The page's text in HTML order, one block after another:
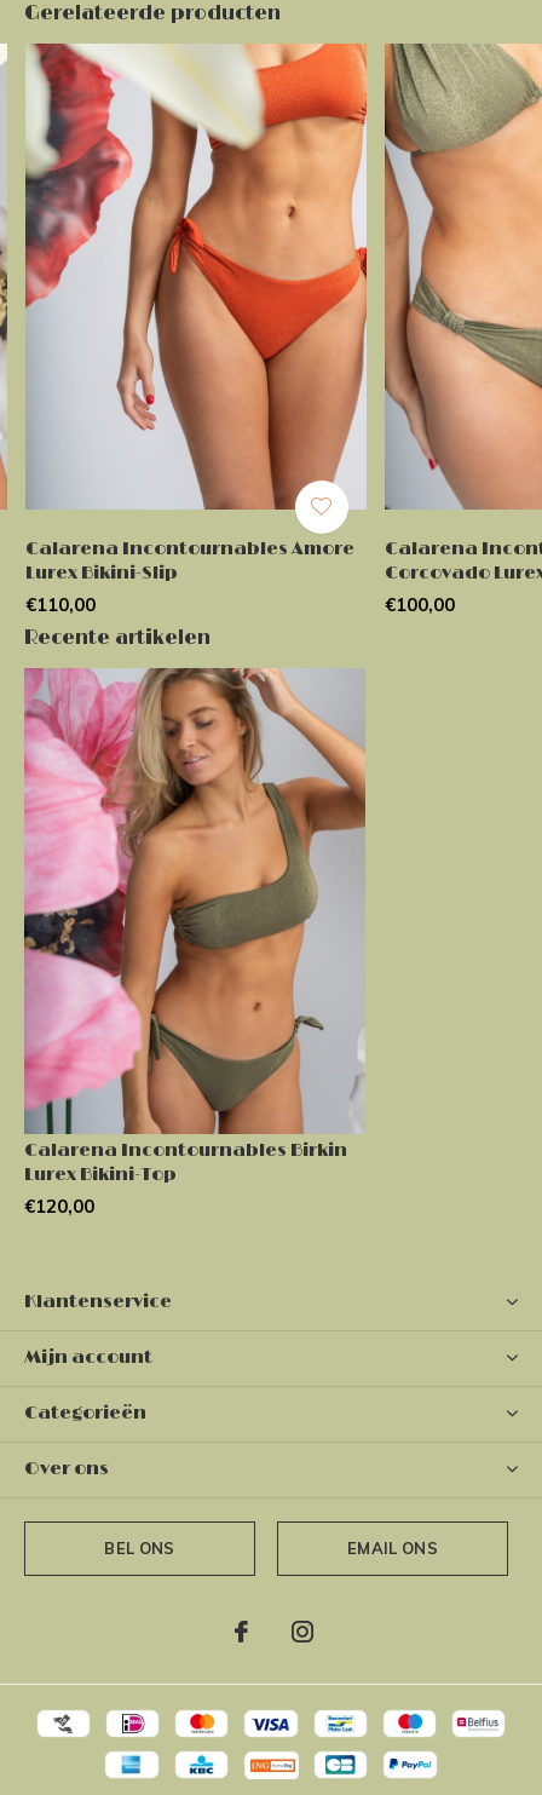
Gerelateerde producten
Calarena Incontournables Amore
Lurex Bikini-Slip
€110,00
Calarena
Corcovado
€100,00
Recente artikelen
Calarena Incontournables Birkin
Lurex Bikini-Top
€120,00
Klantenservice
Mijn account
Categorieën
Over ons
BEL ONS EMAIL ONS